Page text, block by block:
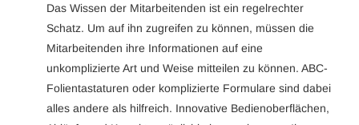
Das Wissen der Mitarbeitenden ist ein regelrechter
Schatz. Um auf ihn zugreifen zu können, müssen die
Mitarbeitenden ihre Informationen auf eine
unkomplizierte Art und Weise mitteilen zu können. ABC-
Folientastaturen oder komplizierte Formulare sind dabei
alles andere als hilfreich. Innovative Bedienoberflächen,